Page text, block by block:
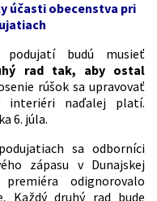
účasti obecenstva pri
podujatí budú musieť
rad tak, aby ostal
rúšok sa upravovať
interiéri naďalej platí.
6. júla.
sa odborníci
zápasu v Dunajskej
odignorovalo
Každý druhý rad bude